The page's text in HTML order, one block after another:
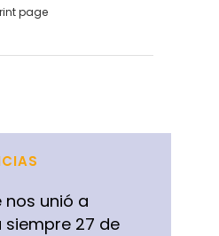
page
nos unió a
siempre 27 de